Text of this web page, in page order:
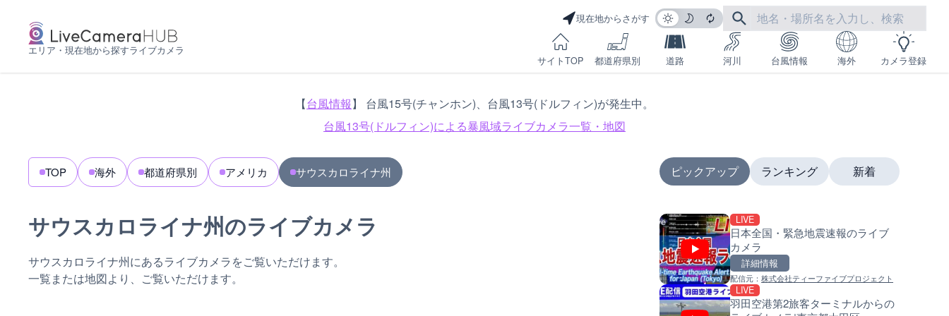
エリア・現在地から探すライブカメラ
現在地からさがす
サイトTOP 都道府県別 道路 河川 台風情報 海外 カメラ登録
【台風情報】 台風15号(チャンホン)、台風13号(ドルフィン)が発生中。
台風13号(ドルフィン)による暴風域ライブカメラ一覧・地図
TOP 海外 都道府県別 アメリカ サウスカロライナ州
サウスカロライナ州のライブカメラ
サウスカロライナ州にあるライブカメラをご覧いただけます。
一覧または地図より、ご覧いただけます。
ピックアップ
LIVE
日本全国・緊急地震速報のライブ
カメラ
詳細情報
配信元： 株式会社ティーファイブプロジェクト
LIVE
羽田空港第2旅客ターミナルからの
ランキング
日本全国・緊急地震速報のラ
配信元：株式会社ティーファイブプロジ
羽田空港第2旅客ターミナルか
新着
南出川水門付近のライブカメ
配信元：日高町役場
比井川水門付近から比井崎海